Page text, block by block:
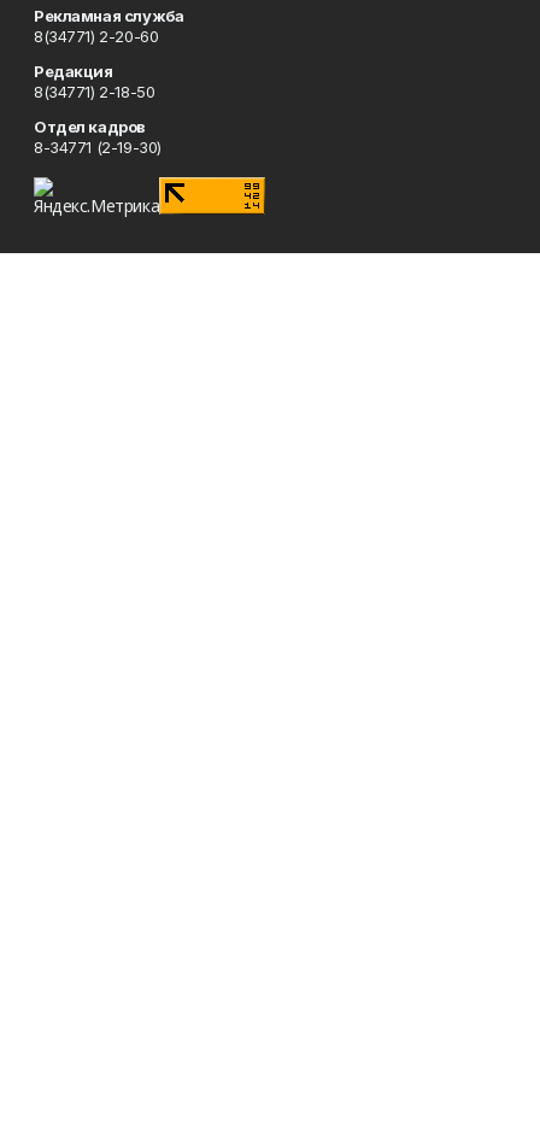
Рекламная служба
8(34771) 2-20-60
Редакция
8(34771) 2-18-50
Отдел кадров
8-34771 (2-19-30)